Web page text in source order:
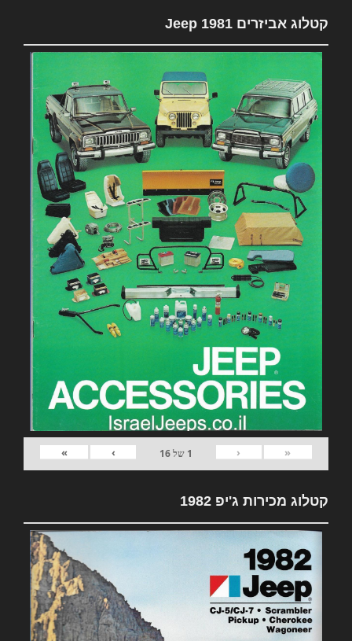
קטלוג אביזרים 1981 Jeep
«
‹
1 של16
›
»
קטלוג מכירות ג'יפ 1982